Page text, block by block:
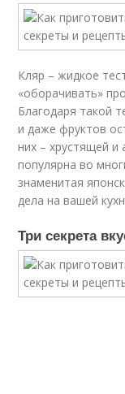
Кляр – жидкое
«оборачивать»
Благодаря такой
и даже фруктов
них – хрустящей
популярна во
знаменитая
дела на вашей
Три секрета